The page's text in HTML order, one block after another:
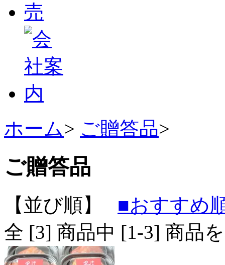
ホーム> ご贈答品>
ご贈答品
【並び順】 ■おすすめ
全 [3] 商品中 [1-3] 商品